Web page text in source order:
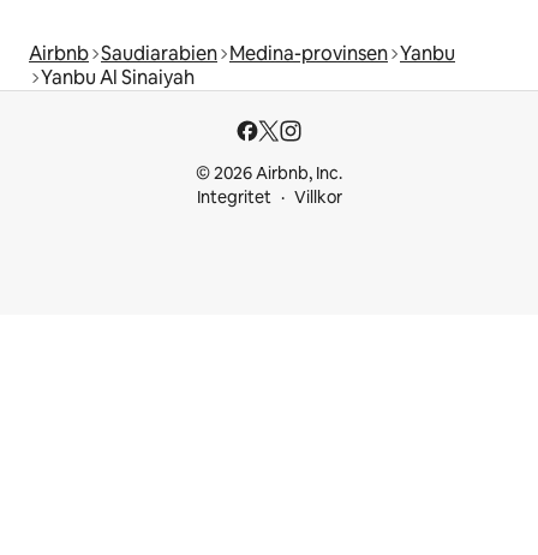
Airbnb Saudiarabien Medina-provinsen Yanbu
Yanbu Al Sinaiyah
© 2026 Airbnb, Inc.
Integritet
Villkor